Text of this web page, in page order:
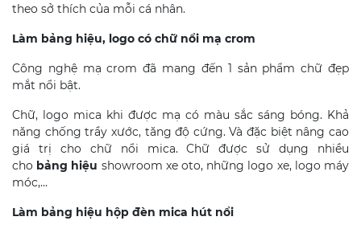
theo sở thích của mỗi cá nhân.
Làm bảng hiệu, logo có chữ nổi mạ crom
Công nghệ mạ crom đã mang đến 1 sản phẩm chữ đẹp
mắt nổi bật.
Chữ, logo mica khi được mạ có màu sắc sáng bóng. Khả
năng chống trầy xước, tăng độ cứng. Và đặc biệt nâng cao
giá trị cho chữ nổi mica. Chữ được sử dụng nhiều
cho bảng hiệu showroom xe oto, những logo xe, logo máy
móc,…
Làm bảng hiệu hộp đèn mica hút nổi